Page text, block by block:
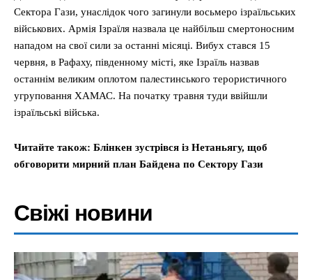
Сектора Гази, унаслідок чого загинули восьмеро ізраїльських
військових. Армія Ізраїля назвала це найбільш смертоносним
нападом на свої сили за останні місяці. Вибух стався 15
червня, в Рафаху, південному місті, яке Ізраїль назвав
останнім великим оплотом палестинського терористичного
угруповання ХАМАС. На початку травня туди ввійшли
ізраїльські війська.
Читайте також: Блінкен зустрівся із Нетаньягу, щоб
обговорити мирний план Байдена по Сектору Гази
Свіжі новини